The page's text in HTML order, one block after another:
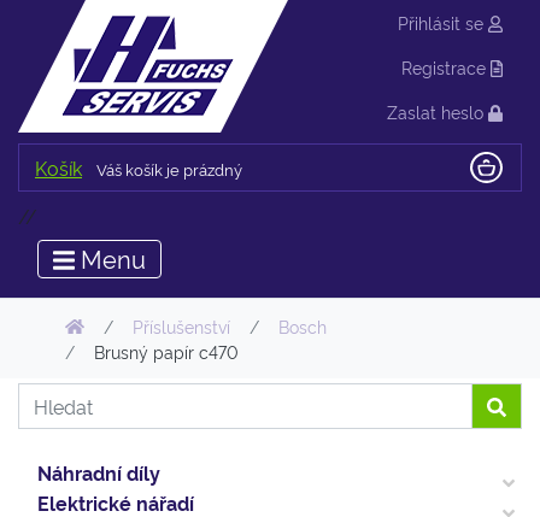
Přihlásit se
Registrace
Zaslat heslo
Košík Váš košík je prázdný
//
Menu
Příslušenství
Bosch
Brusný papír c470
Náhradní díly
Elektrické nářadí